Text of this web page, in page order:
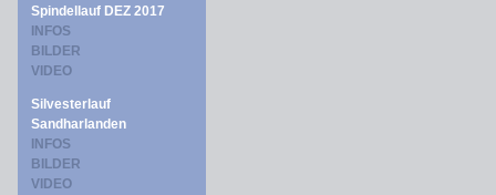
Spindellauf DEZ 2017
INFOS
BILDER
VIDEO
Silvesterlauf
Sandharlanden
INFOS
BILDER
VIDEO